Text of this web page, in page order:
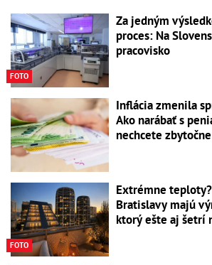
FOTO
Za jedným
proces: Na
pracovisko
Inflácia zmenila
Ako narábať s
nechcete
FOTO
Extrémne
Bratislavy majú
ktorý ešte aj šetrí